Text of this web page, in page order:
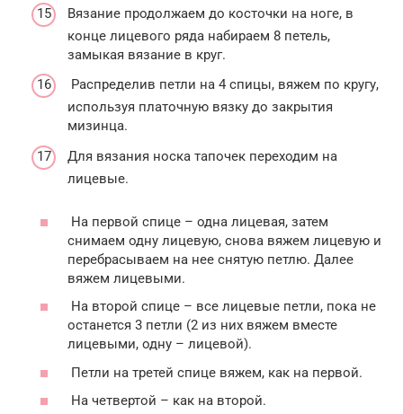
Вязание продолжаем до косточки на ноге, в
конце лицевого ряда набираем 8 петель,
замыкая вязание в круг.
Распределив петли на 4 спицы, вяжем по кругу,
используя платочную вязку до закрытия
мизинца.
Для вязания носка тапочек переходим на
лицевые.
На первой спице – одна лицевая, затем
снимаем одну лицевую, снова вяжем лицевую и
перебрасываем на нее снятую петлю. Далее
вяжем лицевыми.
На второй спице – все лицевые петли, пока не
останется 3 петли (2 из них вяжем вместе
лицевыми, одну – лицевой).
Петли на третей спице вяжем, как на первой.
На четвертой – как на второй.